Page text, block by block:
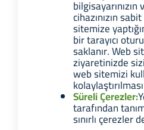
cihazınızın
sitemize
bir tarayıcı
saklanır. Web
ziyaretinizde
web sitemizi
Süreli Çerezler:
tarafından
sınırlı çerezler